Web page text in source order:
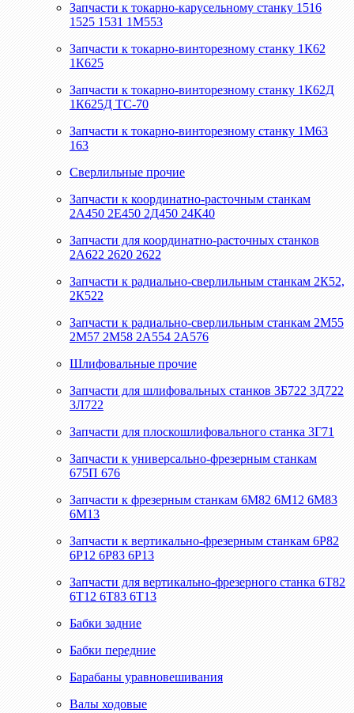
Запчасти к токарно-карусельному станку 1516
1525 1531 1М553
Запчасти к токарно-винторезному станку 1К62
1К625
Запчасти к токарно-винторезному станку 1К62Д
1К625Д ТС-70
Запчасти к токарно-винторезному станку 1М63
163
Сверлильные прочие
Запчасти к координатно-расточным станкам
2А450 2Е450 2Д450 24К40
Запчасти для координатно-расточных станков
2А622 2620 2622
Запчасти к радиально-сверлильным станкам 2К52,
2К522
Запчасти к радиально-сверлильным станкам 2М55
2М57 2М58 2А554 2А576
Шлифовальные прочие
Запчасти для шлифовальных станков 3Б722 3Д722
3Л722
Запчасти для плоскошлифовального станка 3Г71
Запчасти к универсально-фрезерным станкам
675П 676
Запчасти к фрезерным станкам 6М82 6М12 6М83
6М13
Запчасти к вертикально-фрезерным станкам 6Р82
6Р12 6Р83 6Р13
Запчасти для вертикально-фрезерного станка 6Т82
6Т12 6Т83 6Т13
Бабки задние
Бабки передние
Барабаны уравновешивания
Валы ходовые